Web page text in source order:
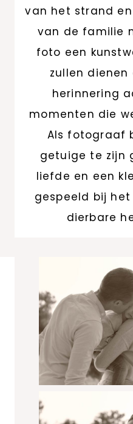
van het strand
van de familie
foto een
zullen
herinnering
momenten die
Als fotograaf
getuige te zijn
liefde en een
gespeeld bij
dierbare